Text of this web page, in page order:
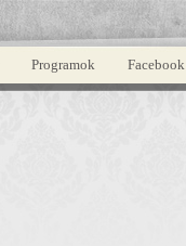
Programok Facebook